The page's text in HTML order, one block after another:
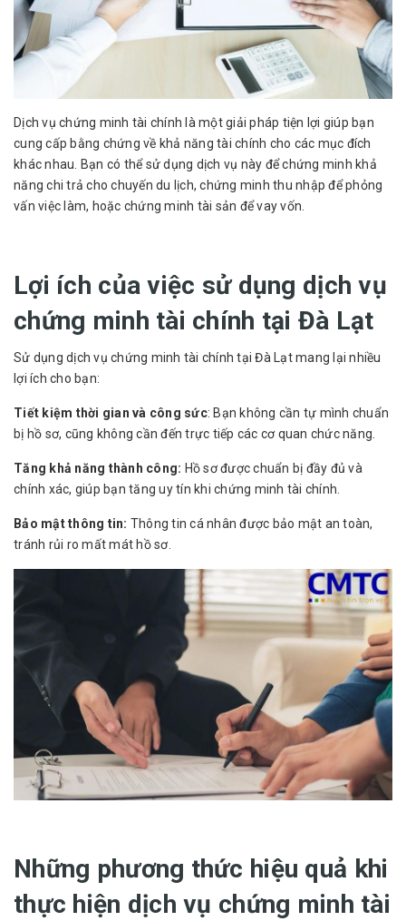
Dịch vụ chứng minh tài chính là một giải pháp tiện lợi giúp bạn
cung cấp bằng chứng về khả năng tài chính cho các mục đích
khác nhau. Bạn có thể sử dụng dịch vụ này để chứng minh khả
năng chi trả cho chuyến du lịch, chứng minh thu nhập để phỏng
vấn việc làm, hoặc chứng minh tài sản để vay vốn.
Lợi ích của việc sử dụng dịch vụ
chứng minh tài chính tại Đà Lạt
Sử dụng dịch vụ chứng minh tài chính tại Đà Lạt mang lại nhiều
lợi ích cho bạn:
Tiết kiệm thời gian và công sức: Bạn không cần tự mình chuẩn
bị hồ sơ, cũng không cần đến trực tiếp các cơ quan chức năng.
Tăng khả năng thành công: Hồ sơ được chuẩn bị đầy đủ và
chính xác, giúp bạn tăng uy tín khi chứng minh tài chính.
Bảo mật thông tin: Thông tin cá nhân được bảo mật an toàn,
tránh rủi ro mất mát hồ sơ.
Những phương thức hiệu quả khi
thực hiện dịch vụ chứng minh tài